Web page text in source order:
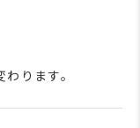
ります。